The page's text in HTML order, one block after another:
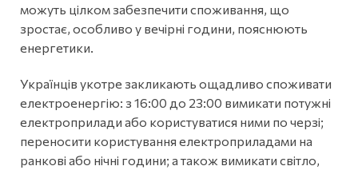
можуть цілком забезпечити споживання, що
зростає, особливо у вечірні години, пояснюють
енергетики.
Українців укотре закликають ощадливо споживати
електроенергію: з 16:00 до 23:00 вимикати потужні
електроприлади або користуватися ними по черзі;
переносити користування електроприладами на
ранкові або нічні години; а також вимикати світло,